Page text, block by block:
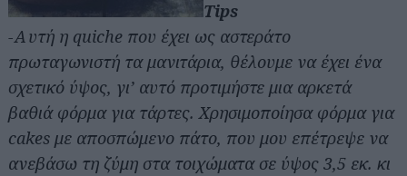
Tips
-Αυτή η quiche που έχει ως αστεράτο
πρωταγωνιστή τα μανιτάρια, θέλουμε να έχει ένα
σχετικό ύψος, γι’ αυτό προτιμήστε μια αρκετά
βαθιά φόρμα για τάρτες. Χρησιμοποίησα φόρμα για
cakes με αποσπώμενο πάτο, που μου επέτρεψε να
ανεβάσω τη ζύμη στα τοιχώματα σε ύψος 3,5 εκ. κι